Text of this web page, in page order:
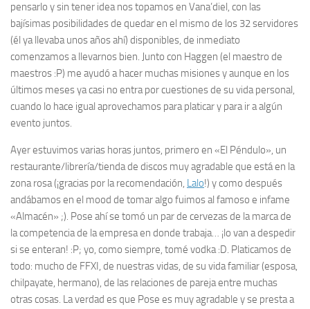
pensarlo y sin tener idea nos topamos en Vana’diel, con las
bajísimas posibilidades de quedar en el mismo de los 32 servidores
(él ya llevaba unos años ahí) disponibles, de inmediato
comenzamos a llevarnos bien. Junto con Haggen (el maestro de
maestros :P) me ayudó a hacer muchas misiones y aunque en los
últimos meses ya casi no entra por cuestiones de su vida personal,
cuando lo hace igual aprovechamos para platicar y para ir a algún
evento juntos.
Ayer estuvimos varias horas juntos, primero en «El Péndulo», un
restaurante/librería/tienda de discos muy agradable que está en la
zona rosa (¡gracias por la recomendación, Lalo!) y como después
andábamos en el mood de tomar algo fuimos al famoso e infame
«Almacén» ;). Pose ahí se tomó un par de cervezas de la marca de
la competencia de la empresa en donde trabaja… ¡lo van a despedir
si se enteran! :P; yo, como siempre, tomé vodka :D. Platicamos de
todo: mucho de FFXI, de nuestras vidas, de su vida familiar (esposa,
chilpayate, hermano), de las relaciones de pareja entre muchas
otras cosas. La verdad es que Pose es muy agradable y se presta a